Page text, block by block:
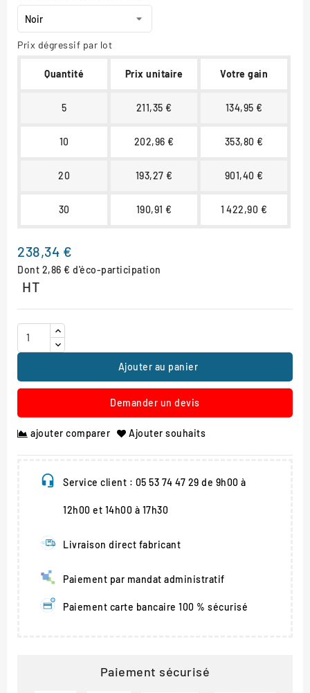
Prix dégressif par lot
Quantité Prix unitaire Votre gain
5 211,35 € 134,95 €
10 202,96 € 353,80 €
20 193,27 € 901,40 €
30 190,91 € 1 422,90 €
238,34 €
Dont 2,86 € d'éco-participation
HT
Ajouter au panier
Demander un devis
ajouter comparer Ajouter souhaits
Service client : 05 53 74 47 29 de 9h00 à
12h00 et 14h00 à 17h30
Livraison direct fabricant
Paiement par mandat administratif
Paiement carte bancaire 100 % sécurisé
Paiement sécurisé